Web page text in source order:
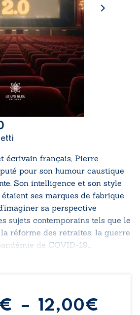
écrivain français, Pierre
pour son humour caustique
Son intelligence et son style
ses marques de fabrique
sa perspective
sujets contemporains tels que le
réforme des retraites, la guerre
de COVID-19…
€ – 12,00€